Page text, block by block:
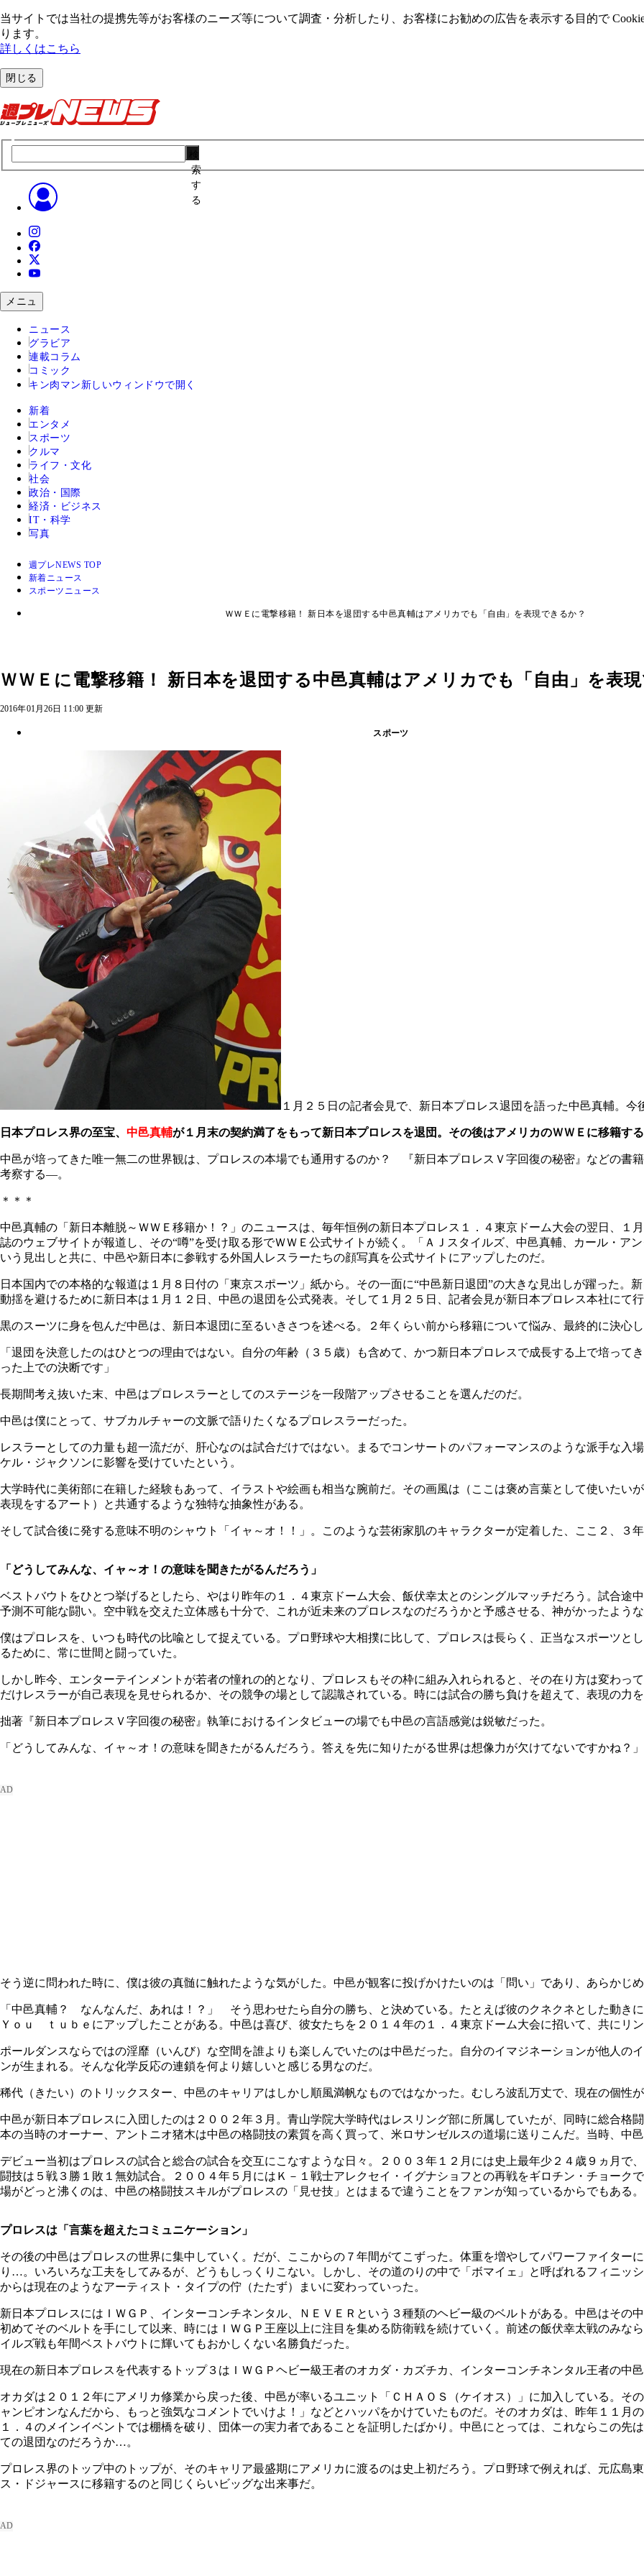
当サイトでは当社の提携先等がお客様のニーズ等について調査・分析したり、お客様にお勧めの広告を表⽰する⽬的で
ります。
詳しくはこちら
閉じる
索
す
る
メニュ
ニュース
グラビア
連載コラム
コミック
キン肉マン 新しいウィンドウで開く
新着
エンタメ
スポーツ
クルマ
ライフ・文化
社会
政治・国際
経済・ビジネス
IT・科学
写真
週プレNEWS TOP
新着ニュース
スポーツニュース
ＷＷＥに電撃移籍！ 新日本を退団する中邑真輔はアメリカでも「自由」を表現できるか？
ＷＷＥに電撃移籍！ 新日本を退団する中邑真輔はアメリカでも「自由」を表
2016年01月26日 11:00 更新
スポーツ
１月２５日の記者会見で、新日本プロレス退団を語った中邑真輔。
日本プロレス界の至宝、 中邑真輔が１月末の契約満了をもって新日本プロレスを退団。その後はアメリカのＷＷＥに移籍す
中邑が培ってきた唯一無二の世界観は、プロレスの本場でも通用するのか？ 『新日本プロレスＶ字回復の秘密』などの書
考察する―。
＊＊＊
中邑真輔の「新日本離脱～ＷＷＥ移籍か！？」のニュースは、毎年恒例の新日本プロレス１．４東京ドーム大会の翌日、１
誌のウェブサイトが報道し、その“噂”を受け取る形でＷＷＥ公式サイトが続く。「ＡＪスタイルズ、中邑真輔、カール・ア
いう見出しと共に、中邑や新日本に参戦する外国人レスラーたちの顔写真を公式サイトにアップしたのだ。
日本国内での本格的な報道は１月８日付の「東京スポーツ」紙から。その一面に“中邑新日退団”の大きな見出しが躍った。
動揺を避けるために新日本は１月１２日、中邑の退団を公式発表。そして１月２５日、記者会見が新日本プロレス本社にて行
黒のスーツに身を包んだ中邑は、新日本退団に至るいきさつを述べる。２年くらい前から移籍について悩み、最終的に決心
「退団を決意したのはひとつの理由ではない。自分の年齢（３５歳）も含めて、かつ新日本プロレスで成長する上で培っ
った上での決断です」
長期間考え抜いた末、中邑はプロレスラーとしてのステージを一段階アップさせることを選んだのだ。
中邑は僕にとって、サブカルチャーの文脈で語りたくなるプロレスラーだった。
レスラーとしての力量も超一流だが、肝心なのは試合だけではない。まるでコンサートのパフォーマンスのような派手な入
ケル・ジャクソンに影響を受けていたという。
大学時代に美術部に在籍した経験もあって、イラストや絵画も相当な腕前だ。その画風は（ここは褒め言葉として使いたい
表現をするアート）と共通するような独特な抽象性がある。
そして試合後に発する意味不明のシャウト「イャ～オ！！」。このような芸術家肌のキャラクターが定着した、ここ２、３
「どうしてみんな、イャ～オ！の意味を聞きたがるんだろう」
ベストバウトをひとつ挙げるとしたら、やはり昨年の１．４東京ドーム大会、飯伏幸太とのシングルマッチだろう。試合途
予測不可能な闘い。空中戦を交えた立体感も十分で、これが近未来のプロレスなのだろうかと予感させる、神がかったような
僕はプロレスを、いつも時代の比喩として捉えている。プロ野球や大相撲に比して、プロレスは長らく、正当なスポーツと
るために、常に世間と闘っていた。
しかし昨今、エンターテインメントが若者の憧れの的となり、プロレスもその枠に組み入れられると、その在り方は変わっ
だけレスラーが自己表現を見せられるか、その競争の場として認識されている。時には試合の勝ち負けを超えて、表現の力
拙著『新日本プロレスＶ字回復の秘密』執筆におけるインタビューの場でも中邑の言語感覚は鋭敏だった。
「どうしてみんな、イャ～オ！の意味を聞きたがるんだろう。答えを先に知りたがる世界は想像力が欠けてないですかね？」
そう逆に問われた時に、僕は彼の真髄に触れたような気がした。中邑が観客に投げかけたいのは「問い」であり、あらかじ
「中邑真輔？ なんなんだ、あれは！？」 そう思わせたら自分の勝ち、と決めている。たとえば彼のクネクネとした動き
Ｙｏｕ ｔｕｂｅにアップしたことがある。中邑は喜び、彼女たちを２０１４年の１．４東京ドーム大会に招いて、共にリン
ポールダンスならではの淫靡（いんび）な空間を誰よりも楽しんでいたのは中邑だった。自分のイマジネーションが他人の
ンが生まれる。そんな化学反応の連鎖を何より嬉しいと感じる男なのだ。
稀代（きたい）のトリックスター、中邑のキャリアはしかし順風満帆なものではなかった。むしろ波乱万丈で、現在の個性
中邑が新日本プロレスに入団したのは２００２年３月。青山学院大学時代はレスリング部に所属していたが、同時に総合格
本の当時のオーナー、アントニオ猪木は中邑の格闘技の素質を高く買って、米ロサンゼルスの道場に送りこんだ。当時、中
デビュー当初はプロレスの試合と総合の試合を交互にこなすような日々。２００３年１２月には史上最年少２４歳９ヵ月で
闘技は５戦３勝１敗１無効試合。２００４年５月にはＫ－１戦士アレクセイ・イグナショフとの再戦をギロチン・チョーク
場がどっと沸くのは、中邑の格闘技スキルがプロレスの「見せ技」とはまるで違うことをファンが知っているからでもある。
プロレスは「言葉を超えたコミュニケーション」
その後の中邑はプロレスの世界に集中していく。だが、ここからの７年間がてこずった。体重を増やしてパワーファイター
り…。いろいろな工夫をしてみるが、どうもしっくりこない。しかし、その道のりの中で「ボマイェ」と呼ばれるフィニッ
からは現在のようなアーティスト・タイプの佇（たたず）まいに変わっていった。
新日本プロレスにはＩＷＧＰ、インターコンチネンタル、ＮＥＶＥＲという３種類のヘビー級のベルトがある。中邑はその
初めてそのベルトを手にして以来、時にはＩＷＧＰ王座以上に注目を集める防衛戦を続けていく。前述の飯伏幸太戦のみな
イルズ戦も年間ベストバウトに輝いてもおかしくない名勝負だった。
現在の新日本プロレスを代表するトップ３はＩＷＧＰヘビー級王者のオカダ・カズチカ、インターコンチネンタル王者の中
オカダは２０１２年にアメリカ修業から戻った後、中邑が率いるユニット「ＣＨＡＯＳ（ケイオス）」に加入している。そ
ャンピオンなんだから、もっと強気なコメントでいけよ！」などとハッパをかけていたものだ。そのオカダは、昨年１１月
１．４のメインイベントでは棚橋を破り、団体一の実力者であることを証明したばかり。中邑にとっては、これならこの先
ての退団なのだろうか…。
プロレス界のトップ中のトップが、そのキャリア最盛期にアメリカに渡るのは史上初だろう。プロ野球で例えれば、元広島
ス・ドジャースに移籍するのと同じくらいビッグな出来事だ。